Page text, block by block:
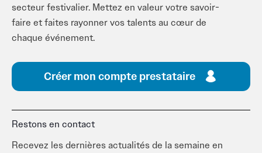
secteur festivalier. Mettez en valeur votre savoir-
faire et faites rayonner vos talents au cœur de
chaque événement.
Créer mon compte prestataire
Restons en contact
Recevez les dernières actualités de la semaine en